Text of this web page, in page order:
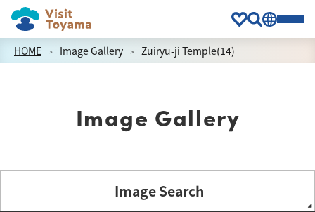
HOME Image Gallery Zuiryu-ji Temple(14)
Image Gallery
Image Search